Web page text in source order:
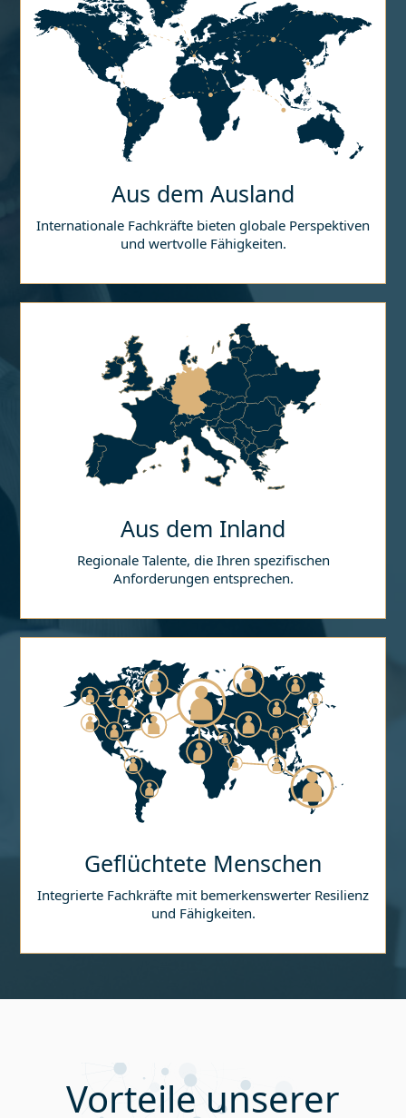
Aus dem Ausland
Internationale Fachkräfte bieten globale Perspektiven
und wertvolle Fähigkeiten.
Aus dem Inland
Regionale Talente, die Ihren spezifischen
Anforderungen entsprechen.
Geflüchtete Menschen
Integrierte Fachkräfte mit bemerkenswerter Resilienz
und Fähigkeiten.
Vorteile unserer